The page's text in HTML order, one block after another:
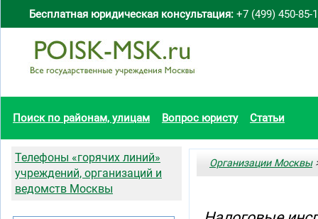
Бесплатная юридическая консультация: +7 (499) 450-85-
Поиск по районам, улицам Вопрос юристу Статьи
Организации Москвы
Телефоны «горячих линий»
учреждений, организаций и
ведомств Москвы